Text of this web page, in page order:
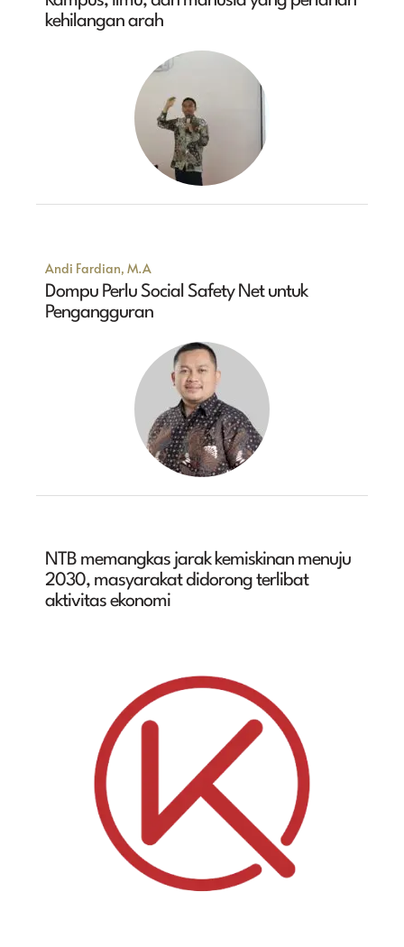
kehilangan arah
Andi Fardian, M.A
Dompu Perlu Social Safety Net untuk
Pengangguran
NTB memangkas jarak kemiskinan menuju
2030, masyarakat didorong terlibat
aktivitas ekonomi